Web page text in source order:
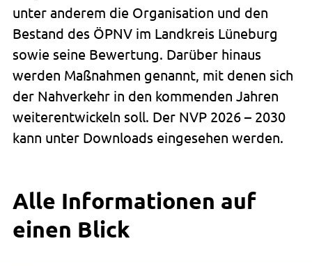
unter anderem die Organisation und den
Bestand des ÖPNV im Landkreis Lüneburg
sowie seine Bewertung. Darüber hinaus
werden Maßnahmen genannt, mit denen sich
der Nahverkehr in den kommenden Jahren
weiterentwickeln soll. Der NVP 2026 – 2030
kann unter Downloads eingesehen werden.
Alle Informationen auf
einen Blick